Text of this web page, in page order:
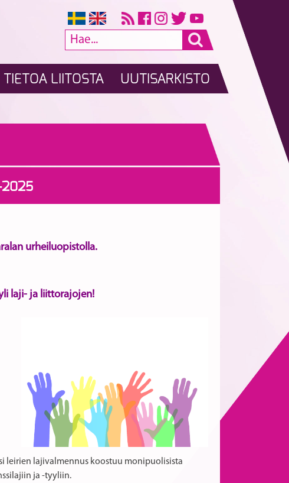
TIETOA LIITOSTA UUTISARKISTO
2025
urheiluopistolla.
laji- ja liittorajojen!
leirien lajivalmennus koostuu monipuolisista
ja -tyyliin.